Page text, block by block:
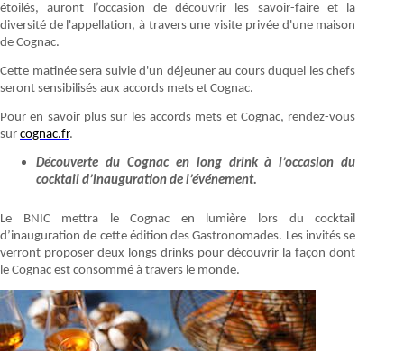
étoilés, auront l’occasion de découvrir les savoir-faire et la
diversité de l'appellation, à travers une visite privée d'une maison
de Cognac.
Cette matinée sera suivie d'un déjeuner au cours duquel les chefs
seront sensibilisés aux accords mets et Cognac.
Pour en savoir plus sur les accords mets et Cognac, rendez-vous
sur cognac.fr.
Découverte du Cognac en long drink à l’occasion du
cocktail d’inauguration de l’événement.
Le BNIC mettra le Cognac en lumière lors du cocktail
d’inauguration de cette édition des Gastronomades. Les invités se
verront proposer deux longs drinks pour découvrir la façon dont
le Cognac est consommé à travers le monde.